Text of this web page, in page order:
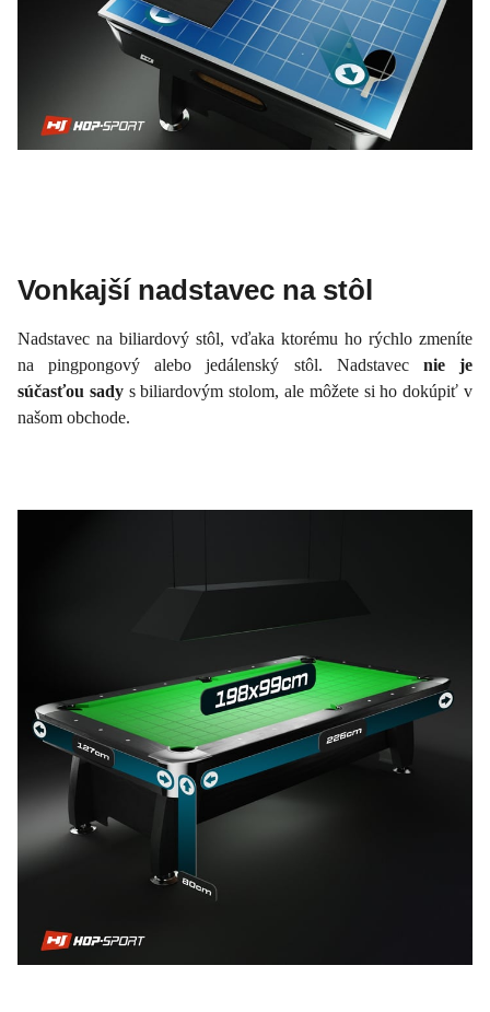
Vonkajší nadstavec na stôl
Nadstavec na biliardový stôl, vďaka ktorému ho rýchlo zmeníte
na pingpongový alebo jedálenský stôl. Nadstavec nie je
súčasťou sady s biliardovým stolom, ale môžete si ho dokúpiť v
našom obchode.